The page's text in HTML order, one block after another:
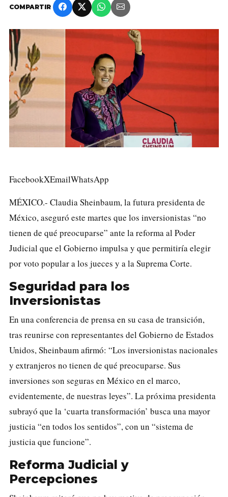
COMPARTIR
FacebookXEmailWhatsApp
MÉXICO.- Claudia Sheinbaum, la futura presidenta de
México, aseguró este martes que los inversionistas “no
tienen de qué preocuparse” ante la reforma al Poder
Judicial que el Gobierno impulsa y que permitiría elegir
por voto popular a los jueces y a la Suprema Corte.
Seguridad para los
Inversionistas
En una conferencia de prensa en su casa de transición,
tras reunirse con representantes del Gobierno de Estados
Unidos, Sheinbaum afirmó: “Los inversionistas nacionales
y extranjeros no tienen de qué preocuparse. Sus
inversiones son seguras en México en el marco,
evidentemente, de nuestras leyes”. La próxima presidenta
subrayó que la ‘cuarta transformación’ busca una mayor
justicia “en todos los sentidos”, con un “sistema de
justicia que funcione”.
Reforma Judicial y
Percepciones